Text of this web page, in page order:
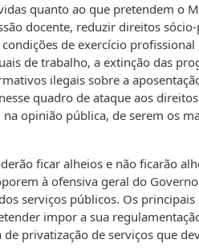
quanto ao que pretendem o
docente, reduzir direitos
de exercício profissional
de trabalho, a extinção das
ilegais sobre a
quadro de ataque aos
opinião pública, de serem os
ficar alheios e não ficarão
à ofensiva geral do
serviços públicos. Os principais
impor a sua
privatização de serviços que